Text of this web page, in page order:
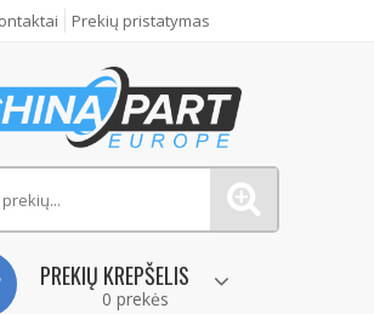
Prekių pristatymas
PREKIŲ KREPŠELIS
0 prekės